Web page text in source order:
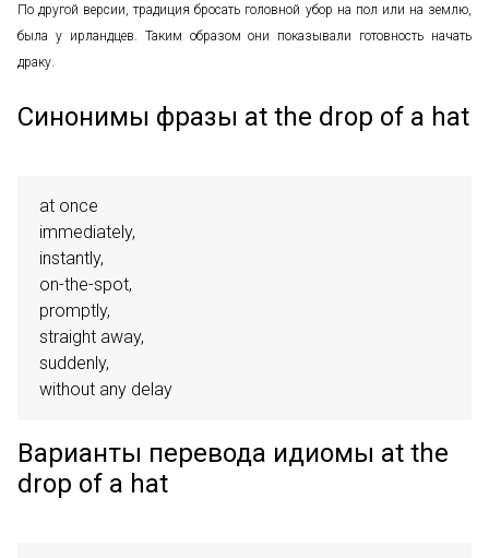
По другой версии, традиция бросать головной убор на пол или на землю,
была у ирландцев. Таким образом они показывали готовность начать
драку.
Синонимы фразы at the drop of a hat
at once
immediately,
instantly,
on-the-spot,
promptly,
straight away,
suddenly,
without any delay
Варианты перевода идиомы at the
drop of a hat